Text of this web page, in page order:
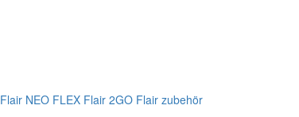
Flair NEO FLEX Flair 2GO Flair zubehör